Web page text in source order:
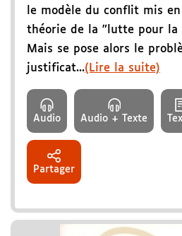
le modèle du conflit mis
théorie de la "lutte pour la
Mais se pose alors le
justificat...(Lire la suite)
Audio Audio + Texte
Partager